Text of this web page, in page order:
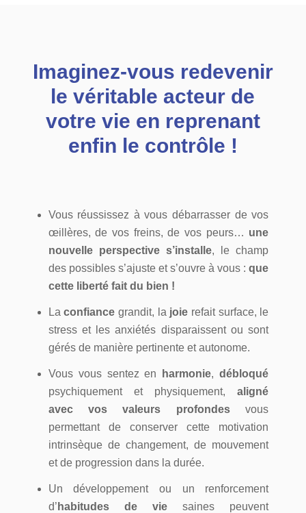
Imaginez-vous redevenir
le véritable acteur de
votre vie en reprenant
enfin le contrôle !
Vous réussissez à vous débarrasser de vos
œillères, de vos freins, de vos peurs… une
nouvelle perspective s’installe, le champ
des possibles s’ajuste et s’ouvre à vous :que
cette liberté fait du bien !
Laconfiance grandit, la joie refait surface, le
stress et les anxiétés disparaissent ou sont
gérés de manière pertinente et autonome.
Vous vous sentez en harmonie,débloqué
psychiquement et physiquement,aligné
avec vos valeurs profondesvous
permettant de conserver cette motivation
intrinsèque de changement, de mouvement
et de progression dans la durée.
Un développement ou un renforcement
d’ habitudes de vie saines peuvent